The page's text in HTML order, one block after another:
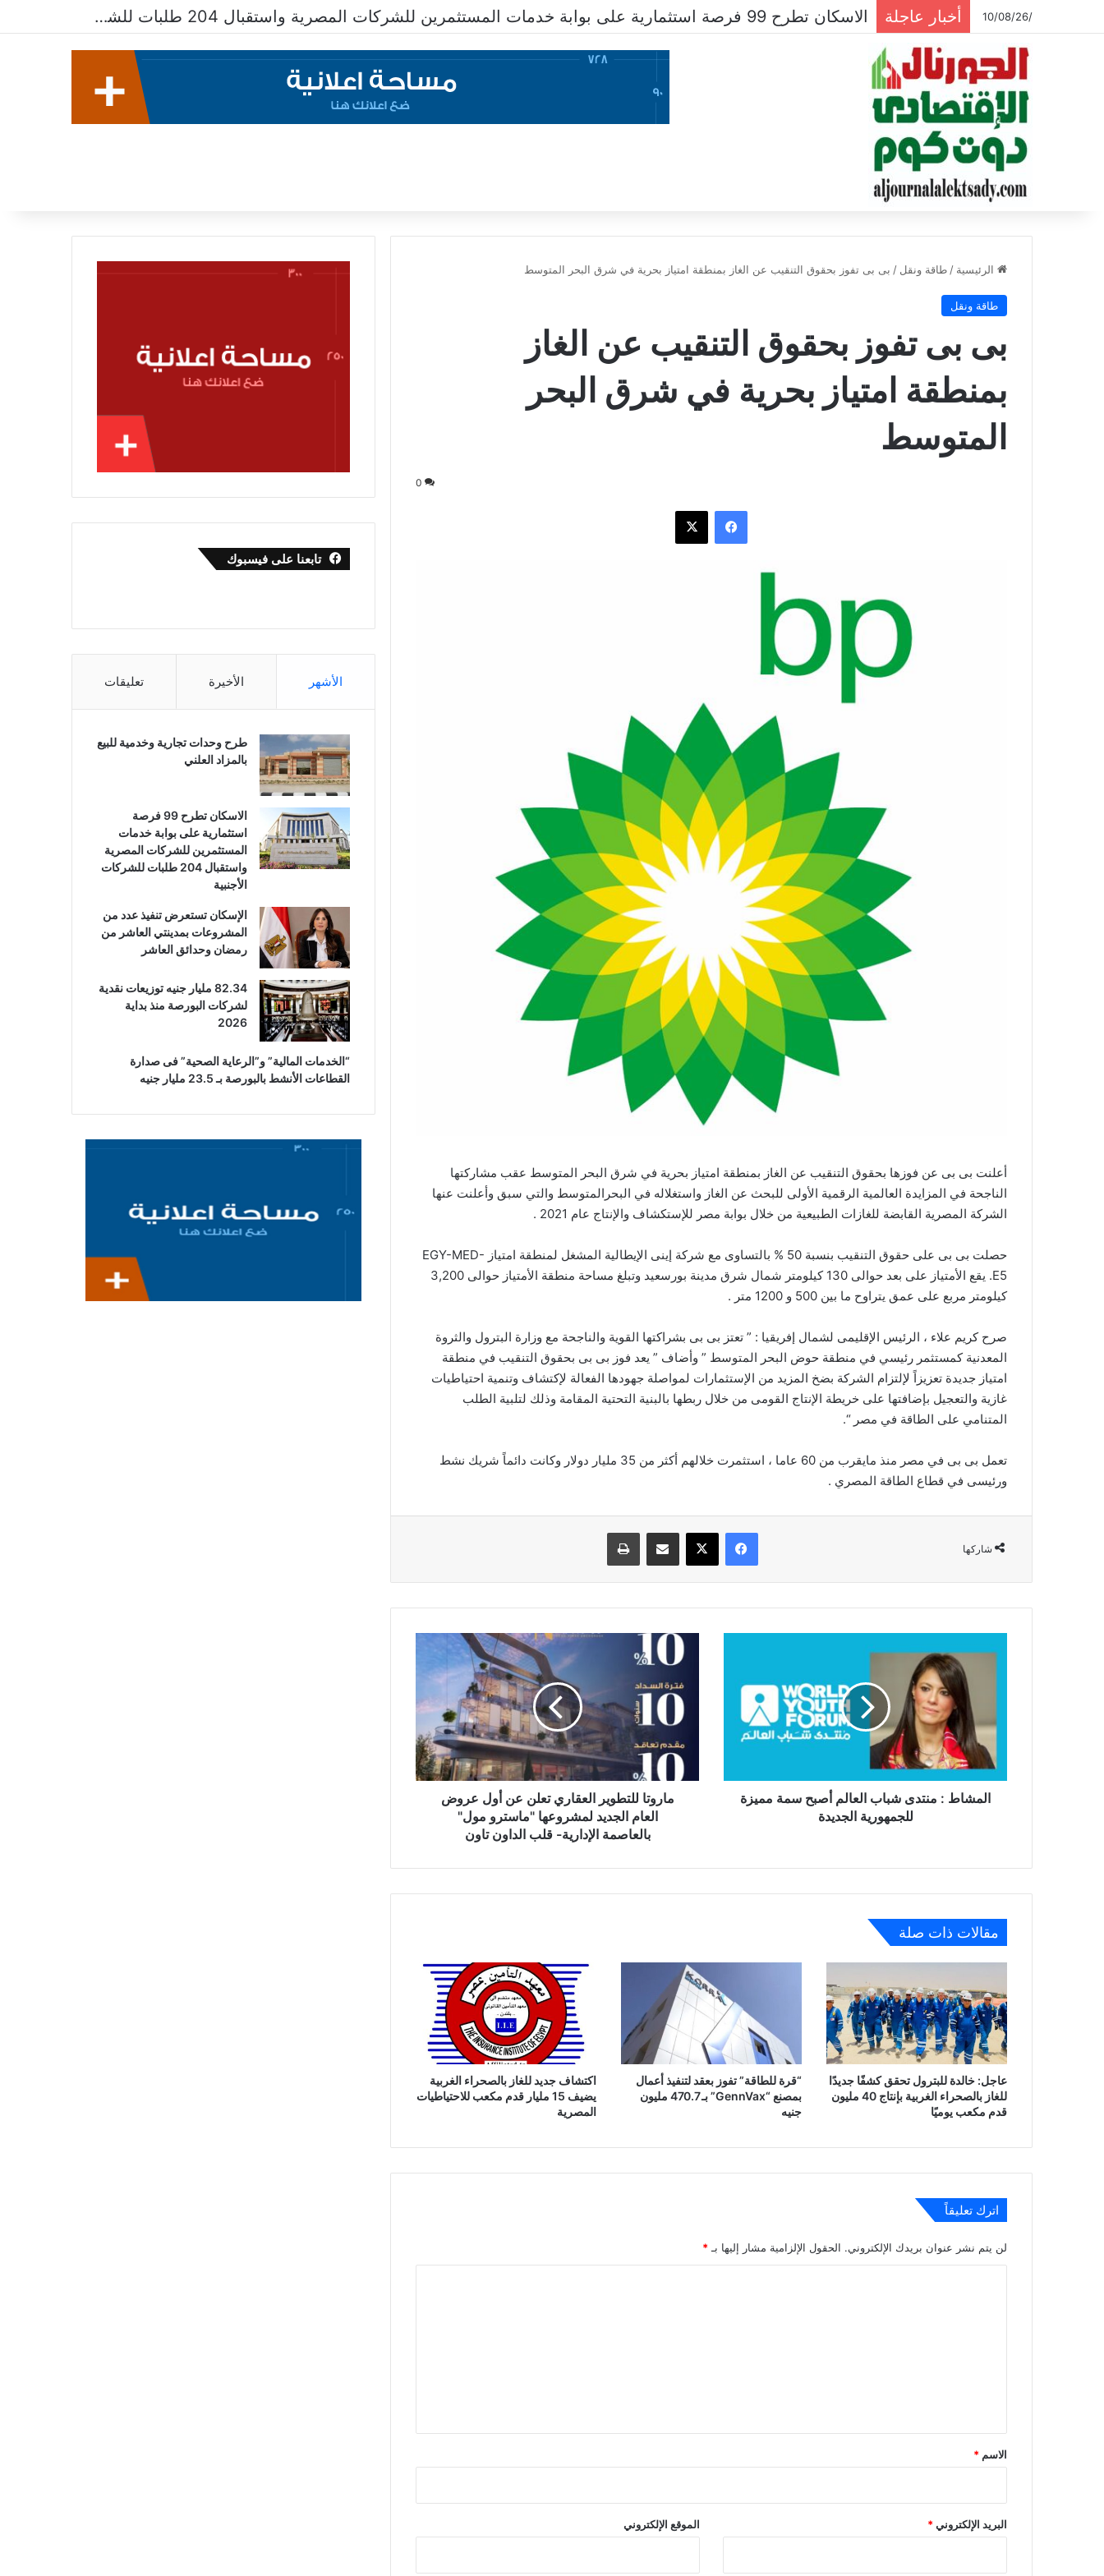
/10/08/26 أخبار عاجلة الاسكان تطرح 99 فرصة استثمارية على بوابة خدمات المستثمرين للشركات المصرية واستقبال 204 طلبات للشركات الأجنبية
الرئيسية / طاقة ونقل / بى بى تفوز بحقوق التنقيب عن الغاز بمنطقة امتياز بحرية في شرق البحر المتوسط
طاقة ونقل
بى بى تفوز بحقوق التنقيب عن الغاز
بمنطقة امتياز بحرية في شرق البحر
المتوسط
0
فيسبوك ‫X
أعلنت بى بى عن فوزها بحقوق التنقيب عن الغاز بمنطقة امتياز بحرية في شرق البحر المتوسط عقب مشاركتها
الناجحة في المزايدة العالمية الرقمية الأولى للبحث عن الغاز واستغلاله في البحرالمتوسط والتي سبق وأعلنت عنها
الشركة المصرية القابضة للغازات الطبيعية من خلال بوابة مصر للإستكشاف والإنتاج عام 2021 .
حصلت بى بى على حقوق التنقيب بنسبة 50 % بالتساوى مع شركة إينى الإيطالية المشغل لمنطقة امتياز EGY-MED-
E5. يقع الأمتياز على بعد حوالى 130 كيلومتر شمال شرق مدينة بورسعيد وتبلغ مساحة منطقة الأمتياز حوالى 3,200
كيلومتر مربع على عمق يتراوح ما بين 500 و 1200 متر .
صرح كريم علاء ، الرئيس الإقليمى لشمال إفريقيا : ” تعتز بى بى بشراكتها القوية والناجحة مع وزارة البترول والثروة
المعدنية كمستثمر رئيسي في منطقة حوض البحر المتوسط ” وأضاف ” يعد فوز بى بى بحقوق التنقيب في منطقة
امتياز جديدة تعزيزاً لإلتزام الشركة بضخ المزيد من الإستثمارات لمواصلة جهودها الفعالة لإكتشاف وتنمية احتياطيات
غازية والتعجيل بإضافتها على خريطة الإنتاج القومى من خلال ربطها بالبنية التحتية المقامة وذلك لتلبية الطلب
المتنامي على الطاقة في مصر “.
تعمل بى بى في مصر منذ مايقرب من 60 عاما ، استثمرت خلالهم أكثر من 35 مليار دولار وكانت دائماً شريك نشط
ورئيسى في قطاع الطاقة المصري .
شاركها
فيسبوك ‫X مشاركة عبر البريد طباعة
أصبح
مميزة
للجمهورية
الجديدة
المشاط : منتدى شباب العالم أصبح سمة مميزة
للجمهورية الجديدة
ماروتا
للتطوير
تعلن
عروض
العام
الجديد
لمشروعهاماروتا للتطوير العقاري تعلن عن أول عروض
العام الجديد لمشروعها "ماسترو مول"
بالعاصمة الإدارية- قلب الداون تاون
مقالات ذات صلة
عاجل: خالدة للبترول تحقق كشفًا جديدًا
للغاز بالصحراء الغربية بإنتاج 40 مليون
قدم مكعب يوميًا
“قرة للطاقة” تفوز بعقد لتنفيذ أعمال
بمصنع “GennVax” بـ 470.7 مليون
جنيه
اكتشاف جديد للغاز بالصحراء الغربية
يضيف 15 مليار قدم مكعب للاحتياطيات
المصرية
اترك تعليقاً
لن يتم نشر عنوان بريدك الإلكتروني. الحقول الإلزامية مشار إليها بـ *
*
الاسم *
البريد الإلكتروني* الموقع الإلكتروني
تابعنا على فيسبوك
الأشهر الأخيرة تعليقات
طرح وحدات تجارية وخدمية للبيع
بالمزاد العلني
الاسكان تطرح 99 فرصة
استثمارية على بوابة خدمات
المستثمرين للشركات المصرية
واستقبال 204 طلبات للشركات
الأجنبية
الإسكان تستعرض تنفيذ عدد من
المشروعات بمدينتي العاشر من
رمضان وحدائق العاشر
82.34 مليار جنيه توزيعات نقدية
لشركات البورصة منذ بداية
2026
“الخدمات المالية” و”الرعاية الصحية” فى صدارة
القطاعات الأنشط بالبورصة بـ 23.5 مليار جنيه